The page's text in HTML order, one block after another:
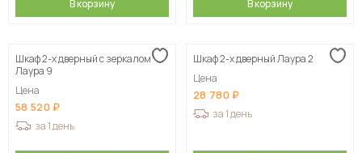
В корзину В корзину
Шкаф 2-х дверный с зеркалом
Лаура 9
Цена
58 520
за 1 день
Шкаф 2-х дверный Лаура 2
Цена
28 780
за 1 день